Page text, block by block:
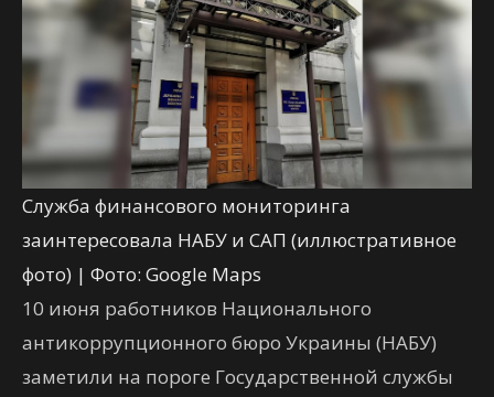
Служба финансового мониторинга
заинтересовала НАБУ и САП (иллюстративное
фото) | Фото: Google Maps
10 июня работников Национального
антикоррупционного бюро Украины (НАБУ)
заметили на пороге Государственной службы